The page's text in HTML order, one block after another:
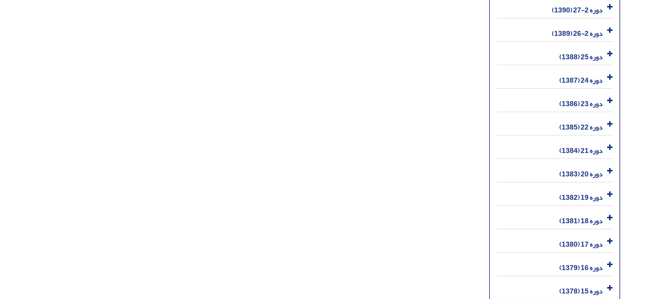
دوره 2-27 (1390)
دوره 2-26 (1389)
دوره 25 (1388)
دوره 24 (1387)
دوره 23 (1386)
دوره 22 (1385)
دوره 21 (1384)
دوره 20 (1383)
دوره 19 (1382)
دوره 18 (1381)
دوره 17 (1380)
دوره 16 (1379)
دوره 15 (1378)